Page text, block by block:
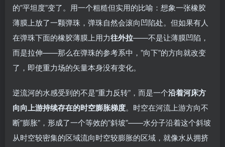
的”平坦度”变了。用一个粗糙但实用的比喻：想象一张橡胶
薄膜上放了一颗弹珠，弹珠自然会滚向凹陷处。但如果有人
在弹珠下面的橡胶薄膜上用力往外拉——不是让薄膜凹陷，
而是拉伸——那么在弹珠的参考系中，”向下”的方向就改变
了，即使重力场的矢量本身没有变化。
逆流河的水感受到的不是”重力反转”，而是一个沿着河床方
向向上游持续存在的时空膨胀梯度。时空在河流上游方向不
断”膨胀”，形成了一个等效的”斜坡”——水分子沿着这个斜坡
从时空较密集的区域流向时空较膨胀的区域，就像水从拥挤